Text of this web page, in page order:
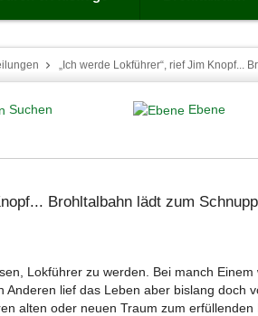
„Ich werde Lokführer“, rief Jim Knopf...
Suchen Ebene
Brohltalbahn lädt zum
Lokführer zu werden. Bei manch Einem
lief das Leben aber bislang doch
alten oder neuen Traum zum erfüllenden